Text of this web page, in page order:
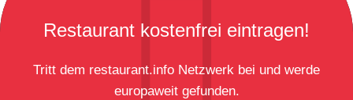
Restaurant kostenfrei eintragen!
Tritt dem restaurant.info Netzwerk bei und werde
europaweit gefunden.